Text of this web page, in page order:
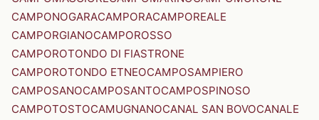
CAMPONOGARACAMPORACAMPOREALE
CAMPORGIANOCAMPOROSSO
CAMPOROTONDO DI FIASTRONE
CAMPOROTONDO ETNEOCAMPOSAMPIERO
CAMPOSANOCAMPOSANTOCAMPOSPINOSO
CAMPOTOSTOCAMUGNANOCANAL SAN BOVOCANALE